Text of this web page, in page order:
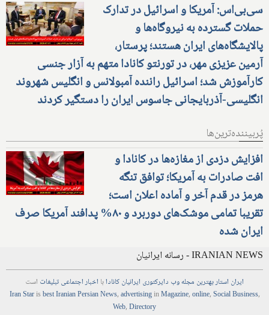
سی‌بی‌اس: آمریکا و اسرائیل در تدارک
حملات گسترده به نیروگاه‌ها و
پالایشگاه‌های ایران هستند؛ پرستار،
آرمین عزیزی مهر، در تورنتو کانادا متهم به آزار جنسی
کارآموزش شد؛ اسرائیل راننده آمبولانس و انگلیس شهروند
انگلیسی-آذربایجانی جاسوس ایران را دستگیر کردند
پُربیننده‌ترین‌ها
افزایش دزدی از مغازه‌ها در کانادا و
افت صادرات به آمریکا؛ توافق تنگه
هرمز در قدم آخر و آماده اعلان است؛
تقریبا تمامی موشک‌های دوربرد و ۸۰% پدافند آمریکا صرف
ایران شده
IRANIAN NEWS - رسانه ایرانیان
ایران استاربهترین مجلهوب دایرکتوری ایرانیان کانادابا اخباراجتماعیتبلیغات است
Iran Starisbest Iranian PersianNews,advertisinginMagazine,online,Social Business,
Web,Directory